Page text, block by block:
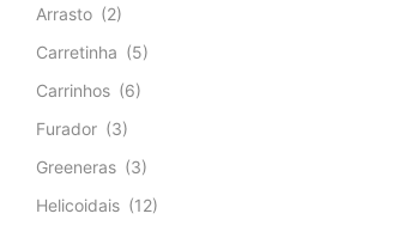
Arrasto (2)
Carretinha (5)
Carrinhos (6)
Furador (3)
Greeneras (3)
Helicoidais (12)